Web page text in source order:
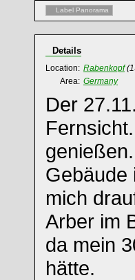
Label Panorama
Details
Location: Rabenkopf
Area: Germany
Der
Gebäude
mich
Arber im
da mein
hätte.